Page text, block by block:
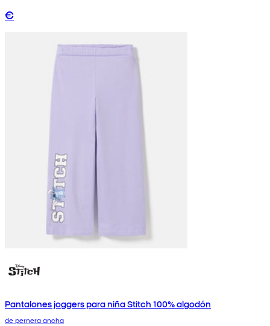
€
Pantalones joggers para niña Stitch 100% algodón
de pernera ancha